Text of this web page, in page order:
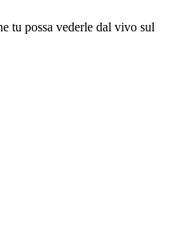
tu possa vederle dal vivo sul